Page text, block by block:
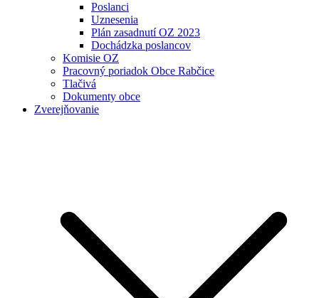
Poslanci
Uznesenia
Plán zasadnutí OZ 2023
Dochádzka poslancov
Komisie OZ
Pracovný poriadok Obce Rabčice
Tlačivá
Dokumenty obce
Zverejňovanie